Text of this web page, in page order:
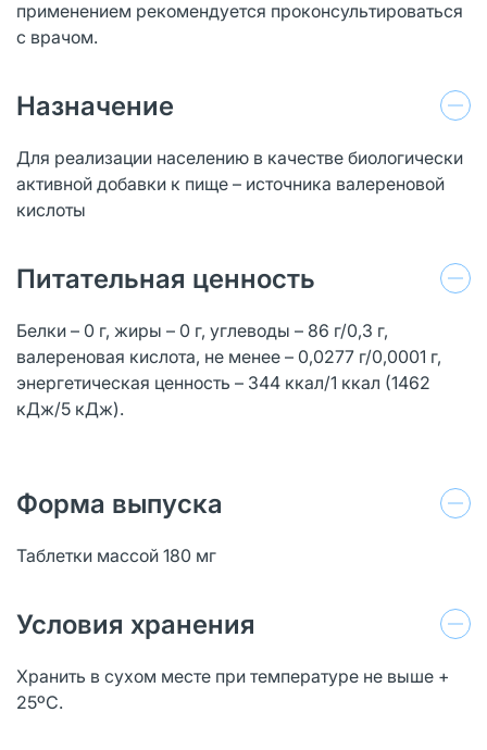
применением рекомендуется проконсультироваться
с врачом.
Назначение
Для реализации населению в качестве биологически
активной добавки к пище – источника валереновой
кислоты
Питательная ценность
Белки – 0 г, жиры – 0 г, углеводы – 86 г/0,3 г,
валереновая кислота, не менее – 0,0277 г/0,0001 г,
энергетическая ценность – 344 ккал/1 ккал (1462
кДж/5 кДж).
Форма выпуска
Таблетки массой 180 мг
Условия хранения
Хранить в сухом месте при температуре не выше +
25ºС.